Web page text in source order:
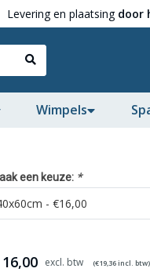
Levering en plaatsing door
Wimpels
een keuze: *
16,00 (€19,36incl. btw)